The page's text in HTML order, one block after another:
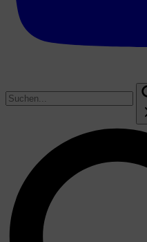
nach: